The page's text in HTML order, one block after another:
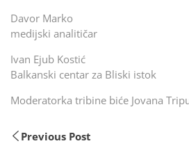
Davor Marko
medijski analitičar
Ivan Ejub Kostić
Balkanski centar za Bliski istok
Moderatorka tribine biće Jovana
Previous Post